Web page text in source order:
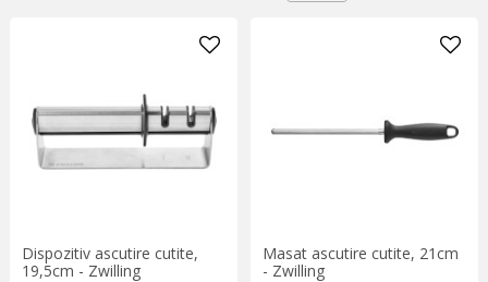
etc) cel mai aspru, cu granulatia cea mai mare si terminind cu
instrumentul ce are granulatia cea mai fina.
Dispozitiv ascutire cutite,
19,5cm - Zwilling
Masat ascutire cutite, 21cm
- Zwilling